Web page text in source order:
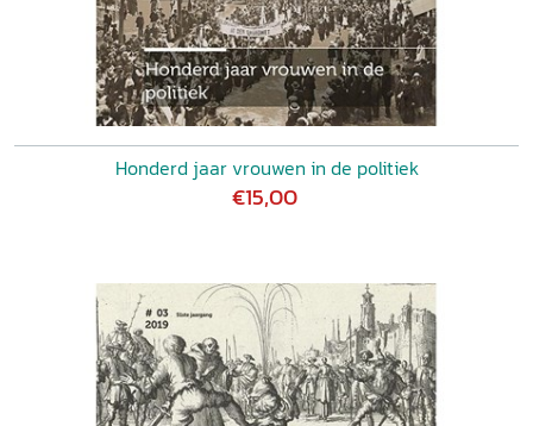
Honderd jaar vrouwen in de politiek
€15,00